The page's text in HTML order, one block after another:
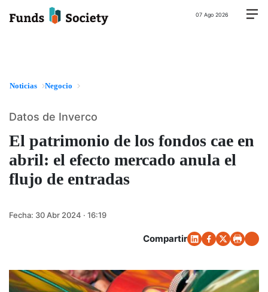
07 Ago 2026
Noticias Negocio
El patrimonio de los fondos cae en
abril: el efecto mercado anula el
flujo de entradas
Datos de Inverco
Fecha: 30 Abr 2024 · 16:19
Compartir